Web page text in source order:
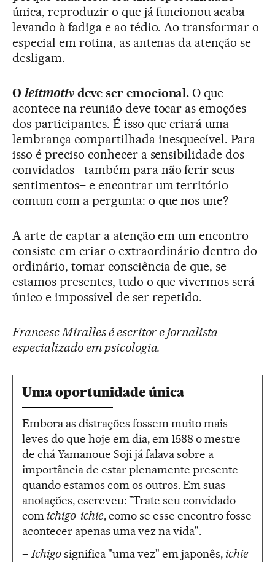
única, reproduzir o que já funcionou acaba
levando à fadiga e ao tédio. Ao transformar o
especial em rotina, as antenas da atenção se
desligam.
O leitmotivdeve ser emocional. O que
acontece na reunião deve tocar as emoções
dos participantes. É isso que criará uma
lembrança compartilhada inesquecível. Para
isso é preciso conhecer a sensibilidade dos
convidados –também para não ferir seus
sentimentos– e encontrar um território
comum com a pergunta: o que nos une?
A arte de captar a atenção em um encontro
consiste em criar o extraordinário dentro do
ordinário, tomar consciência de que, se
estamos presentes, tudo o que vivermos será
único e impossível de ser repetido.
Francesc Miralles é escritor e jornalista
especializado em psicologia.
Uma oportunidade única
Embora as distrações fossem muito mais
leves do que hoje em dia, em 1588 o mestre
de chá Yamanoue Soji já falava sobre a
importância de estar plenamente presente
quando estamos com os outros. Em suas
anotações, escreveu: "Trate seu convidado
com ichigo-ichie, como se esse encontro fosse
acontecer apenas uma vez na vida".
–Ichigosignifica "uma vez" em japonês, ichie